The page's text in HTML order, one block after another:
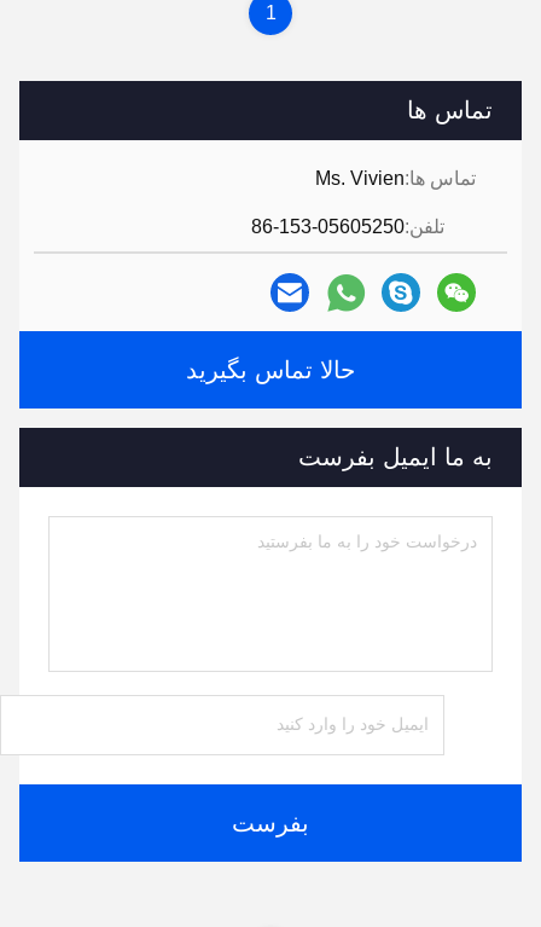
تماس ها
تماس ها:Ms. Vivien
تلفن:86-153-05605250
حالا تماس بگیرید
به ما ایمیل بفرست
بفرست
1